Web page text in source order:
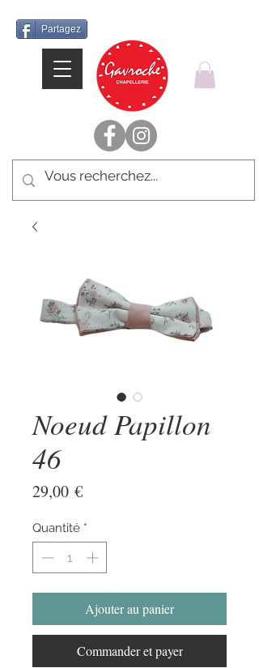
Partagez
Noeud Papillon
46
29,00 €Prix
Quantité *
Ajouter au panier
Commander et payer